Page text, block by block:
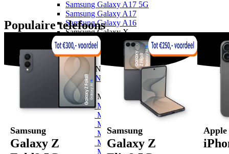
Samsung Galaxy A17 5G
Samsung Galaxy A17
Samsung Galaxy A16
Samsung Galaxy X
Samsung Galaxy Xcover 7
Samsung Galaxy XCover 6 Pro
OnePlus
OnePlus Nord
OnePlus Nord 5
Motorola
Motorola Moto G
Motorola Moto G87 5G
Motorola Moto G86 5G
Motorola Moto G77
Motorola Moto G67
Motorola Moto G56 5G
Motorola Moto G17 Power
Populaire telefoons
Samsung
Galaxy Z
Samsung
Galaxy Z
Apple